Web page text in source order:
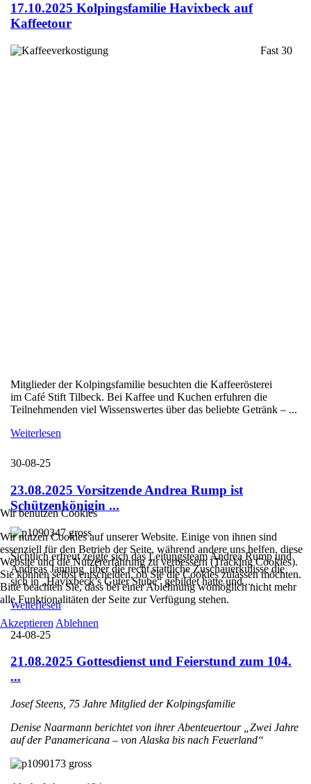
17.10.2025 Kolpingsfamilie Havixbeck auf
Kaffeetour
Fast 30
Mitglieder der Kolpingsfamilie besuchten die Kaffeerösterei
im Café Stift Tilbeck. Bei Kaffee und Kuchen erfuhren die
Teilnehmenden viel Wissenswertes über das beliebte Getränk – ...
Weiterlesen
30-08-25
23.08.2025 Vorsitzende Andrea Rump ist
Schützenkönigin ...
Sichtlich erfreut zeigte sich das Leitungsteam Andrea Rump und
Andreas Janning über die recht stattliche Zuschauerkulisse die
sich in „Havixbeck’s Guter Stube“ gebildet hatte und ...
Weiterlesen
24-08-25
21.08.2025 Gottesdienst und Feierstund zum 104.
...
Josef Steens, 75 Jahre Mitglied der Kolpingsfamilie
Denise Naarmann berichtet von ihrer Abenteuertour „Zwei Jahre
auf der Panamericana – von Alaska bis nach Feuerland“
Wir benutzen Cookies
Wir nutzen Cookies auf unserer Website. Einige von ihnen sind
essenziell für den Betrieb der Seite, während andere uns helfen, diese
Website und die Nutzererfahrung zu verbessern (Tracking Cookies).
Sie können selbst entscheiden, ob Sie die Cookies zulassen möchten.
Bitte beachten Sie, dass bei einer Ablehnung womöglich nicht mehr
alle Funktionalitäten der Seite zur Verfügung stehen.
Akzeptieren Ablehnen